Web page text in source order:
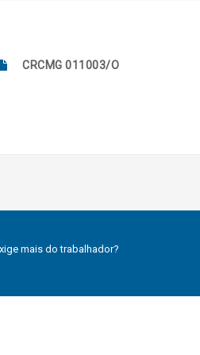
CRCMG 011003/O
mais do trabalhador?